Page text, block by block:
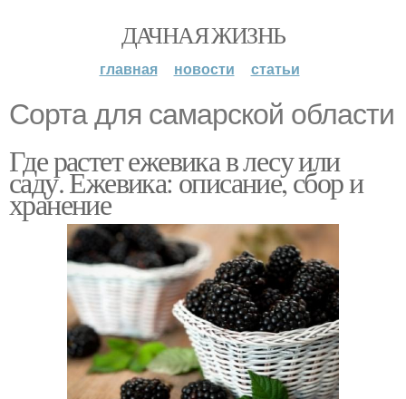
ДАЧНАЯ ЖИЗНЬ
главная новости статьи
Сорта для самарской области
Где растет ежевика в лесу или
саду. Ежевика: описание, сбор и
хранение